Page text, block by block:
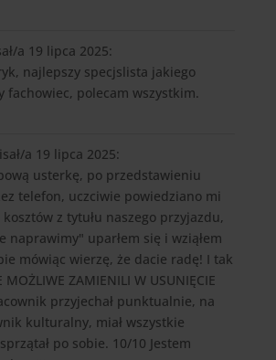
a 19 lipca 2025:
najlepszy specjslista jakiego
fachowiec, polecam wszystkim.
a 19 lipca 2025:
usterkę, po przedstawieniu
telefon, uczciwie powiedziano mi
z tytułu naszego przyjazdu,
naprawimy" uparłem się i wziąłem
mówiąc wierzę, że dacie radę! I tak
MOŻLIWE ZAMIENILI W USUNIĘCIE
przyjechał punktualnie, na
kulturalny, miał wszystkie
po sobie. 10/10 Jestem